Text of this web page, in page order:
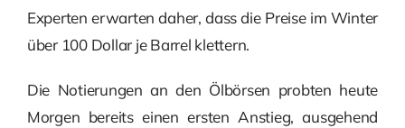
Experten erwarten daher, dass die Preise im Winter
über 100 Dollar je Barrel klettern.
Die Notierungen an den Ölbörsen probten heute
Morgen bereits einen ersten Anstieg, ausgehend